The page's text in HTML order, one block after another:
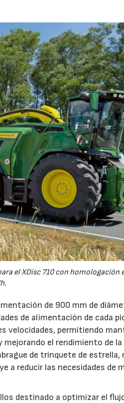
el XDisc 710 con homologación
de 900 mm de
de alimentación de cada
velocidades, permitiendo
el rendimiento de la
de trinquete de estrella,
a reducir las necesidades de
destinado a optimizar el
27/07/2026